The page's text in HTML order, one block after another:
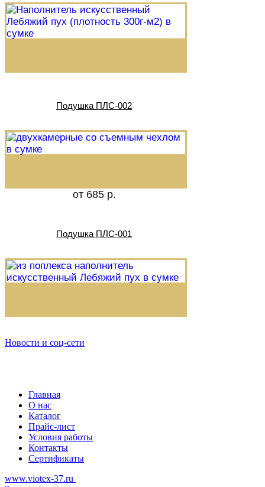
Подушка ПЛС-002
от 685 р.
Подушка ПЛС-001
Новости и соц-сети
Главная
О нас
Каталог
Прайс-лист
Условия работы
Контакты
Сертификаты
www.viotex-37.ru